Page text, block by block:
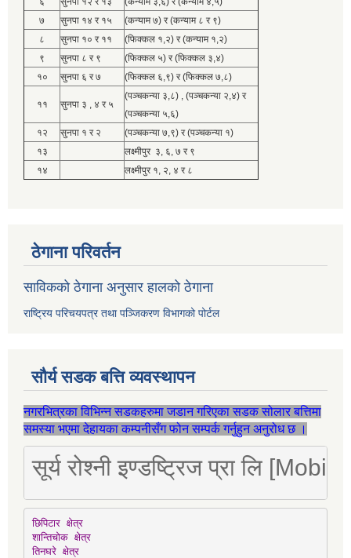
७
सुनपा १४ र १५
(कन्याम ७) र (कन्याम ८ र ९)
८
सुनपा १० र ११
(फिक्कल १,२) र (कन्याम १,२)
९
सुनपा ८ र ९
(फिक्कल ५) र (फिक्कल ३,४)
१०
सुनपा ६ र ७ (फिक्कल ६,९) र (फिक्कल ७,८)
११ सुनपा ३ , ४ र ५
(पञ्चकन्या ३,८) , (पञ्चकन्या २,४) र
(पञ्चकन्या ५,६)
१२
सुनपा १ र २
(पञ्चकन्या ७,९) र (पञ्चकन्या १)
१३
लक्ष्मीपुर ३, ६, ७ र ९
१४
लक्ष्मीपुर १, २, ४ र ८
ठेगाना परिवर्तन
साविकको ठेगाना अनुसार हालको ठेगाना
राष्ट्रिय परिचयपत्र तथा पञ्जिकरण विभागको पोर्टल
सौर्य सडक बत्ति व्यवस्थापन
नगरभित्रका विभिन्न सडकहरुमा जडान गरिएका सडक सोलार बत्तिमा
समस्या भएमा देहायका कम्पनीसँग फोन सम्पर्क गर्नुहुन अनुरोध छ ।
सूर्य रोश्नी इण्डष्ट्रिज प्रा लि
छिपिटार क्षेत्र
शान्तिचोक क्षेत्र
तिनघरे क्षेत्र